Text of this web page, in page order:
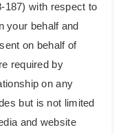
187) with respect to
your behalf and
on behalf of
required by
on any
but is not limited
and website